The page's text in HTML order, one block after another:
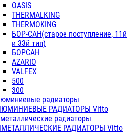
OASIS
THERMALKING
THERMOKING
БОР-САН(старое поступление, 11й
и 33й тип)
БОРСАН
AZARIO
VALFEX
500
300
радиаторы
РАДИАТОРЫ Vitto
радиаторы
РАДИАТОРЫ Vitto